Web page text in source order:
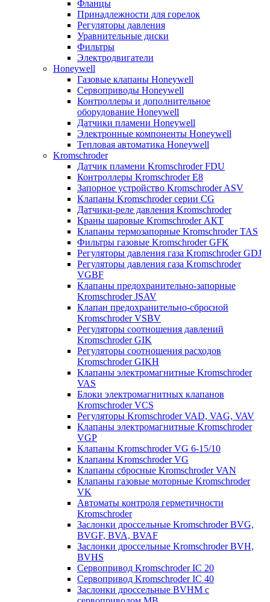
Фланцы
Принадлежности для горелок
Регуляторы давления
Уравнительные диски
Фильтры
Электродвигатели
Honeywell
Газовые клапаны Honeywell
Сервоприводы Honeywell
Контроллеры и дополнительное
оборудование Honeywell
Датчики пламени Honeywell
Электронные компоненты Honeywell
Тепловая автоматика Honeywell
Kromschroder
Датчик пламени Kromschroder FDU
Контроллеры Kromschroder E8
Запорное устройство Kromschroder ASV
Клапаны Kromschroder серии CG
Датчики-реле давления Kromschroder
Краны шаровые Kromschroder АКТ
Клапаны термозапорные Kromschroder TAS
Фильтры газовые Kromschroder GFK
Регуляторы давления газа Kromschroder GDJ
Регуляторы давления газа Kromschroder
VGBF
Клапаны предохранительно-запорные
Kromschroder JSAV
Клапан предохранительно-сбросной
Kromschroder VSBV
Регуляторы соотношения давлений
Kromschroder GIK
Регуляторы соотношения расходов
Kromschroder GIKH
Клапаны электромагнитные Kromschroder
VAS
Блоки электромагнитных клапанов
Kromschroder VCS
Регуляторы Kromschroder VAD, VAG, VAV
Клапаны электромагнитные Kromschroder
VGP
Клапаны Kromschroder VG 6-15/10
Клапаны Kromschroder VG
Клапаны сбросные Kromschroder VAN
Клапаны газовые моторные Kromschroder
VK
Автоматы контроля герметичности
Kromschroder
Заслонки дроссельные Kromschroder BVG,
BVGF, BVA, BVAF
Заслонки дроссельные Kromschroder BVH,
BVHS
Сервопривод Kromschroder IC 20
Сервопривод Kromschroder IC 40
Заслонки дроссельные BVHM с